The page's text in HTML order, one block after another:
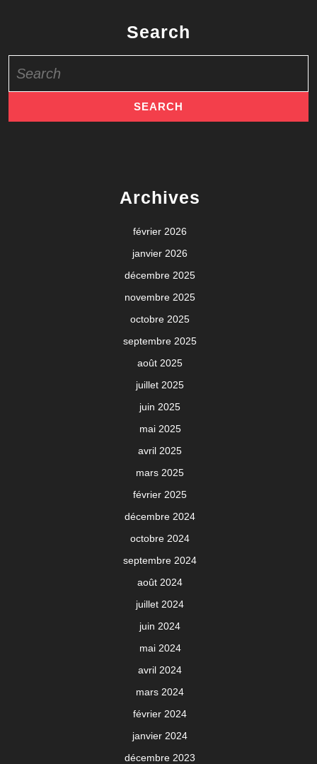
Search
for:
Archives
février 2026
janvier 2026
décembre 2025
novembre 2025
octobre 2025
septembre 2025
août 2025
juillet 2025
juin 2025
mai 2025
avril 2025
mars 2025
février 2025
décembre 2024
octobre 2024
septembre 2024
août 2024
juillet 2024
juin 2024
mai 2024
avril 2024
mars 2024
février 2024
janvier 2024
décembre 2023